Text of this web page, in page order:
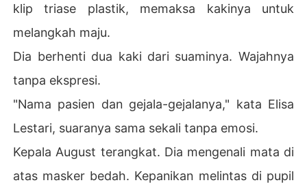
klip triase plastik, memaksa kakinya untuk
melangkah maju.
Dia berhenti dua kaki dari suaminya. Wajahnya
tanpa ekspresi.
"Nama pasien dan gejala-gejalanya," kata Elisa
Lestari, suaranya sama sekali tanpa emosi.
Kepala August terangkat. Dia mengenali mata di
atas masker bedah. Kepanikan melintas di pupil